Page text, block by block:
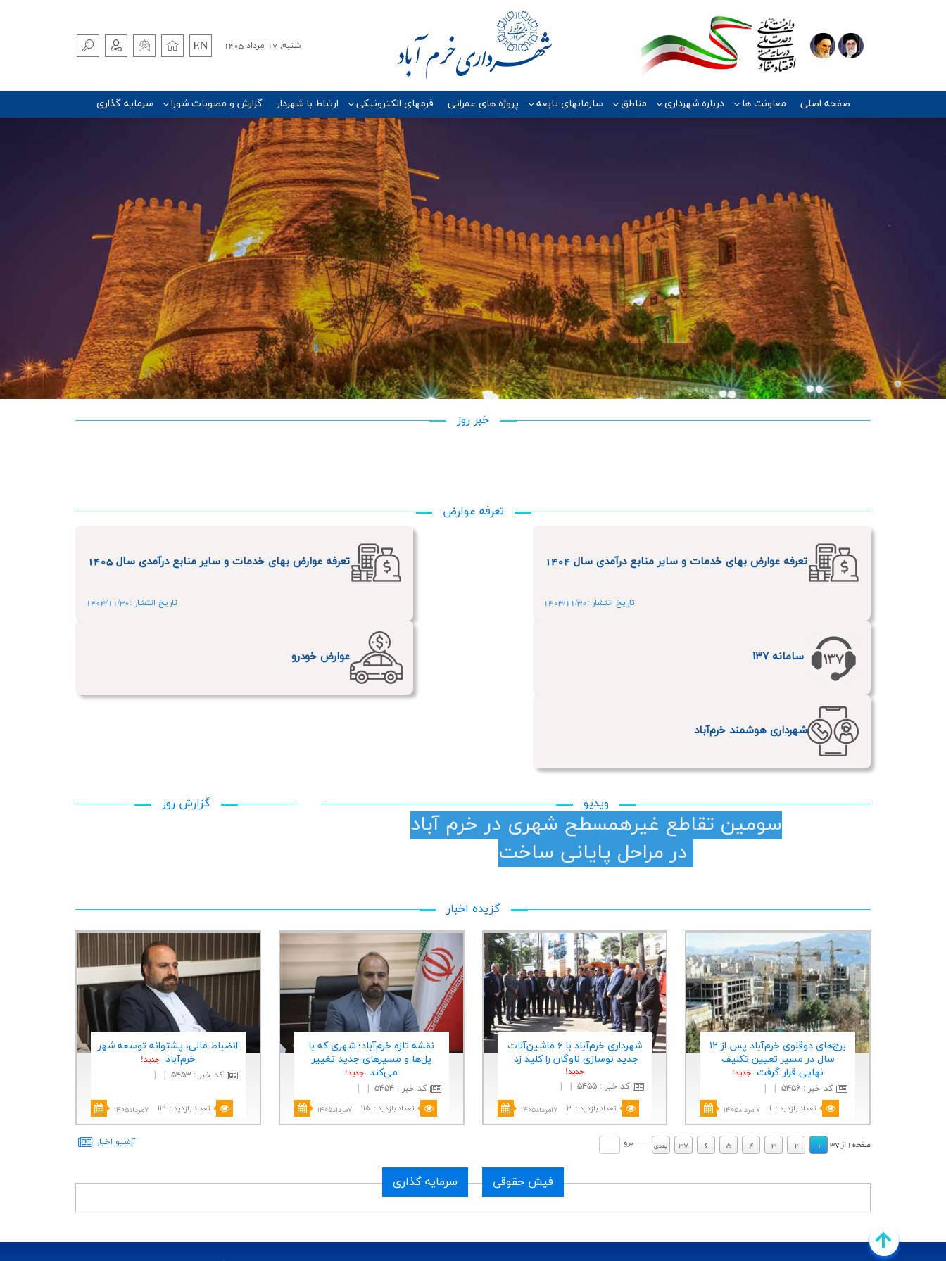
شنبه, 17 مرداد 1405 EN
صفحه اصلی معاونت ها درباره شهرداری مناطق سازمانهای تابعه پروژه هاي عمراني فرمهای الکترونیکی ارتباط با شهردار گزارش و مصوبات شورا سرمایه گذاری
خبر روز
تعرفه عوارض
تعرفه عوارض بهای خدمات و سایر منابع درآمدی سال 1404
تاریخ انتشار :1403/11/30
تعرفه عوارض بهای خدمات و سایر منابع درآمدی سال 1405
تاریخ انتشار :1404/11/30
سامانه ۱۳۷ عوارض خودرو
شهرداری هوشمند خرم‌آباد
ویدیو
سومین تقاطع غیرهمسطح شهری در خرم آباد
گزارش روز
گزیده اخبار
۱۷مرداد۱۴۰۵ تعداد بازدید: ۱
برج‌های دوقلوی خرم‌آباد پس از ۱۲
سال در مسیر تعیین تكلیف
نهایی قرار گرفت جديد!
کد خبر : ۵۴۵۶
۱۷مرداد۱۴۰۵ تعداد بازدید : ۳
شهرداری خرم‌آباد با ۶ ماشین‌آلات
جدید نوسازی ناوگان را كلید زد
جديد!
کد خبر : ۵۴۵۵
۷مرداد۱۴۰۵ تعداد بازدید : ۱۱۵
نقشه تازه خرم‌آباد؛ شهری كه با
پل‌ها و مسیرهای جدید تغییر
می‌كند جديد!
کد خبر :۵۴۵۴
۷مرداد۱۴۰۵ تعداد بازدید : ۱۱۲
انضباط مالی، پشتوانه توسعه شهر
خرم‌آباد جديد!
کد خبر :۵۴۵۳
صفحه 1 از 37
1
2
3
4
5
6
... 37 بعدي برو آرشيو اخبار
فیش حقوقی سرمایه گذاری